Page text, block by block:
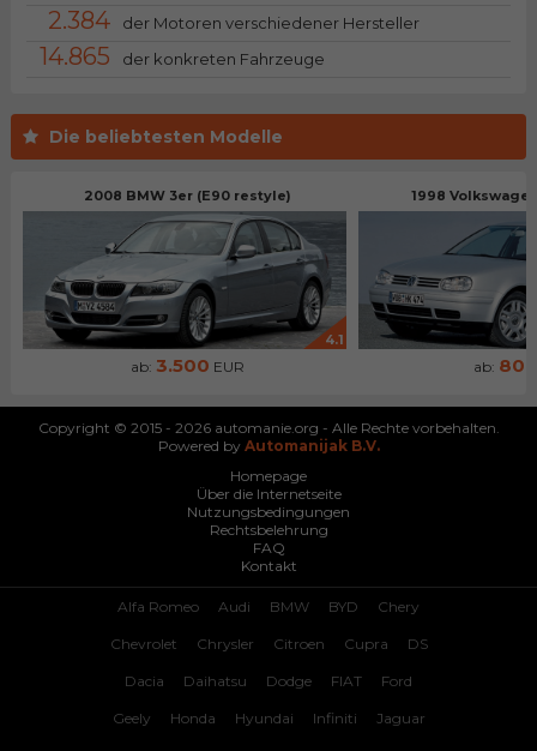
Die beliebtesten Modelle
2008 BMW 3er (E90 restyle)
4.1
ab: 3.500 EUR
1998
ab: 800
2.384 der Motoren verschiedener Hersteller
14.865 der konkreten Fahrzeuge
Copyright © 2015 - 2026 automanie.org - Alle Rechte vorbehalten.
Powered by Automanijak B.V.
Homepage
Über die Internetseite
Nutzungsbedingungen
Rechtsbelehrung
FAQ
Kontakt
Alfa Romeo Audi BMW BYD Chery
Chevrolet Chrysler Citroen Cupra DS
Dacia Daihatsu Dodge FIAT Ford
Geely Honda Hyundai Infiniti Jaguar